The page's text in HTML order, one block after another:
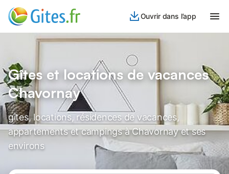
Ouvrir dans l’app
Gîtes et locations de vacances
Chavornay
gîtes, locations, résidences de vacances,
appartements et campings à Chavornay et ses
environs